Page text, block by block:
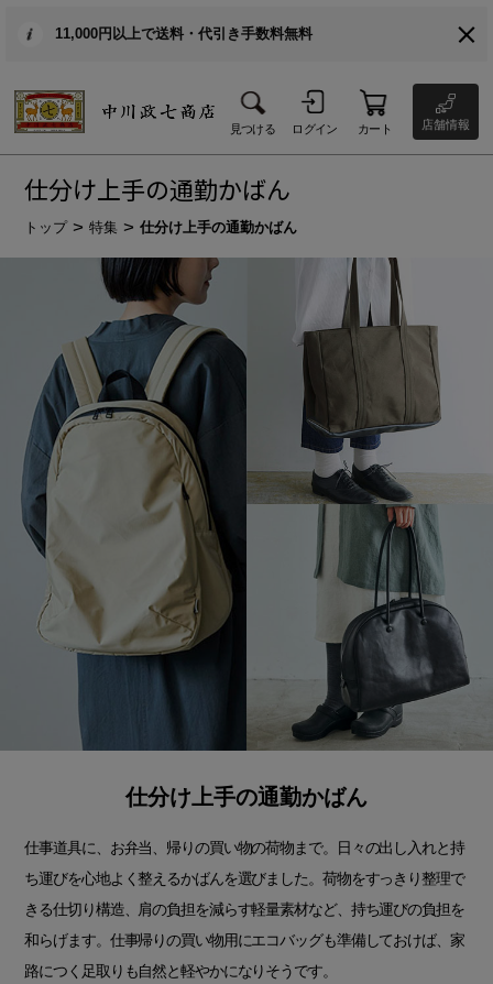
11,000円以上で送料・代引き手数料無料
見つける ログイン カート 店舗情報
仕分け上手の通勤かばん
トップ 特集 仕分け上手の通勤かばん
仕分け上手の通勤かばん
仕事道具に、お弁当、帰りの買い物の荷物まで。日々の出し入れと持
ち運びを心地よく整えるかばんを選びました。荷物をすっきり整理で
きる仕切り構造、肩の負担を減らす軽量素材など、持ち運びの負担を
和らげます。仕事帰りの買い物用にエコバッグも準備しておけば、家
路につく足取りも自然と軽やかになりそうです。